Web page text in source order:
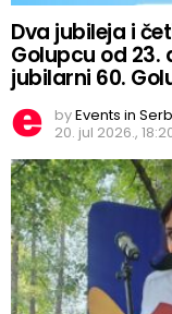
Dva jubileja i
Golupcu od 23.
jubilarni 60.
byEvents in
20. jul 2026.,